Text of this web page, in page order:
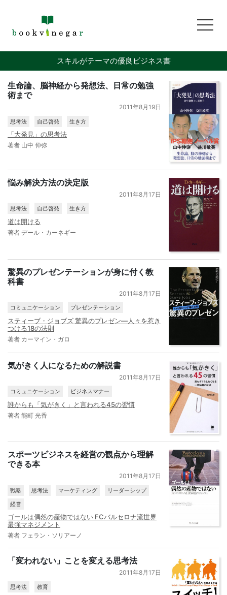
スキルがテーマの優良ビジネス書
生命論、脳神経から発想法、日常の勉強
術まで
2011年8月19日
思考法 自己啓発 生き方
「大発見」の思考法
著者 山中 伸弥
悩み解決方法の決定版
2011年8月17日
思考法 自己啓発 生き方
道は開ける
著者 デール・カーネギー
驚異のプレゼンテーションが身に付く教
科書
2011年8月17日
コミュニケーション プレゼンテーション
スティーブ・ジョブズ 驚異のプレゼン―人々を惹き
つける18の法則
著者 カーマイン・ガロ
気がきく人になるための解説書
2011年8月17日
コミュニケーション ビジネスマナー
誰からも「気がきく」と言われる45の習慣
著者 能町 光香
スポーツビジネスを経営の観点から理解
できる本
2011年8月17日
戦略 思考法 マーケティング
リーダーシップ
経営
ゴールは偶然の産物ではない FCバルセロナ流世界
最強マネジメント
著者 フェラン・ソリアーノ
「変われない」ことを変える思考法
2011年8月17日
思考法 教育